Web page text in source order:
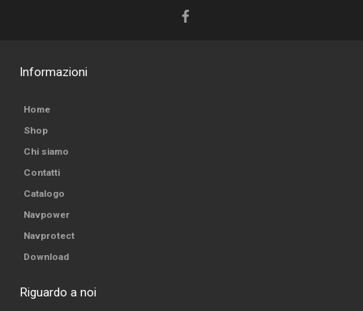
Informazioni
Home
Shop
Chi siamo
Contatti
Catalogo
Navpower
Navprotect
Download
Riguardo a noi